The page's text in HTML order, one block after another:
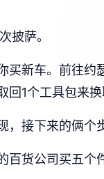
披萨。
买新车。前往约
回1个工具包来换
，接下来的俩个
百货公司买五个